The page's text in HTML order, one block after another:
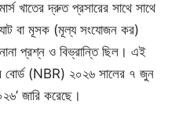
খাতের দ্রুত প্রসারের সাথে সাথে
বা মূসক (মূল্য সংযোজন কর)
প্রশ্ন ও বিভ্রান্তি ছিল। এই
বোর্ড (NBR) ২০২৬ সালের ৭ জুন
জারি করেছে।